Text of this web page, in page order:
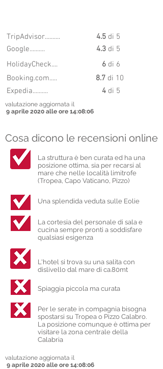
TripAdvisor.......... 4.5 di 5
Google..........
4.3 di 5
HolidayCheck....
6 di 6
Booking.com.....
8.7 di 10
Expedia..........
4 di 5
valutazione aggiornata il
9 aprile 2020 alle ore 14:08:06
Cosa dicono le recensioni online
La struttura è ben curata ed ha una
posizione ottima, sia per recarsi al
mare che nelle località limitrofe
(Tropea, Capo Vaticano, Pizzo)
Una splendida veduta sulle Eolie
La cortesia del personale di sala e
cucina sempre pronti a soddisfare
qualsiasi esigenza
L'hotel si trova su una salita con
dislivello dal mare di ca.80mt
Spiaggia piccola ma curata
Per le serate in compagnia bisogna
spostarsi su Tropea o Pizzo Calabro.
La posizione comunque è ottima per
visitare la zona centrale della
Calabria
valutazione aggiornata il
9 aprile 2020 alle ore 14:08:06